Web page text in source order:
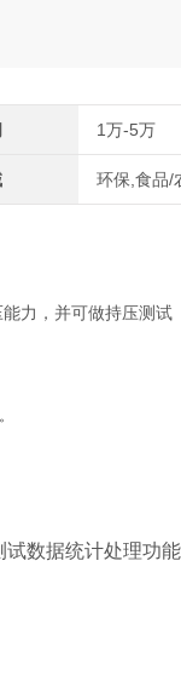
1万-5万
环保,食品/
力，并可做持压测试
数据统计处理功能